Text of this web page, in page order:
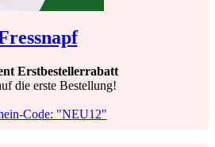
Erstbestellerrabatt
die erste Bestellung!
Code: "NEU12"